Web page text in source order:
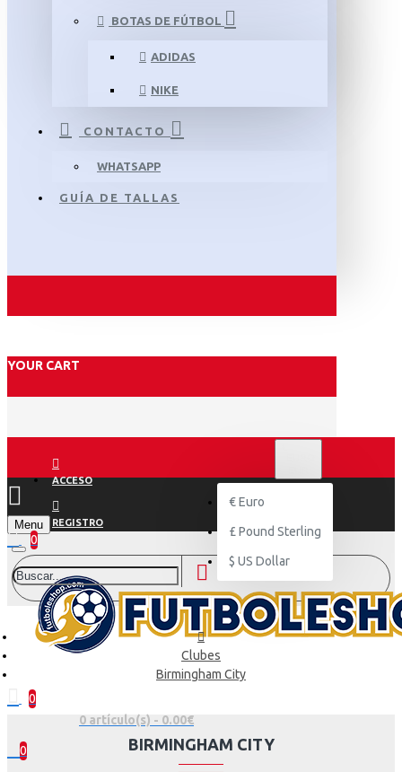
BOTAS DE FÚTBOL
ADIDAS
NIKE
CONTACTO
WHATSAPP
GUÍA DE TALLAS
YOUR CART
ACCESO
REGISTRO
€ Euro
£ Pound Sterling
$ US Dollar
Menu
0
0
0 artículo(s) - 0.00€
0
Clubes
Birmingham City
BIRMINGHAM CITY